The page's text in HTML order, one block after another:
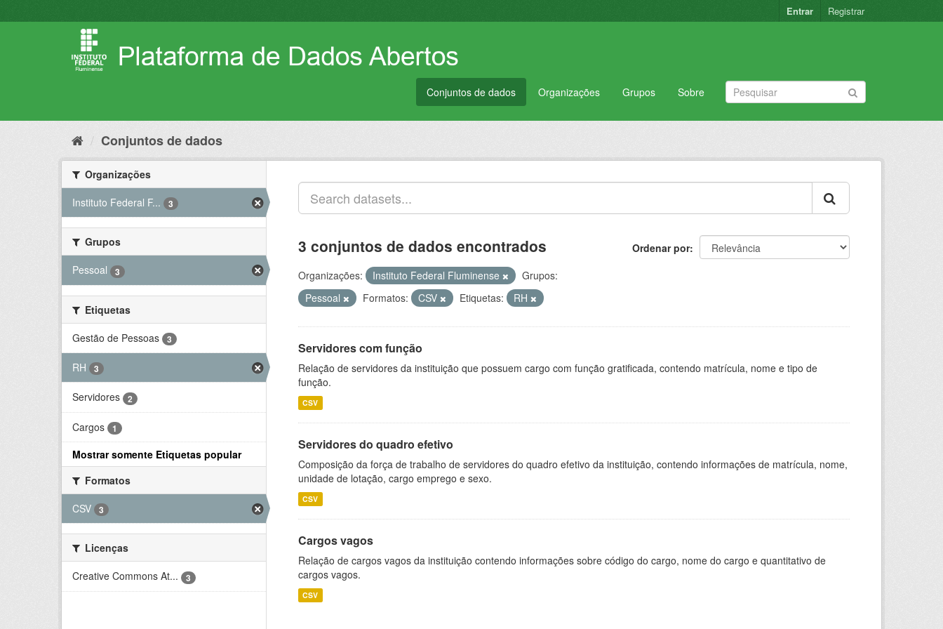
para
Entrar Registrar
Conjuntos de dados Organizações Grupos Sobre
Conjuntos de dados
Organizações
Instituto Federal F...
3
Grupos
Pessoal
3
Etiquetas
Gestão de Pessoas
3
RH 3
Servidores 2
Cargos 1
Mostrar somente Etiquetas popular
Formatos
CSV
3
Licenças
Creative Commons At...
3
Ordenar por
3 conjuntos de dados encontrados
Organizações: Instituto Federal Fluminense
Grupos:
Pessoal
Formatos: CSV Etiquetas: RH
Servidores com função
Relação de servidores da instituição que possuem cargo com função gratificada, contendo matrícula, nome e tipo de
função.
CSV
Servidores do quadro efetivo
Composição da força de trabalho de servidores do quadro efetivo da instituição, contendo informações de matrícula, nome,
unidade de lotação, cargo emprego e sexo.
CSV
Cargos vagos
Relação de cargos vagos da instituição contendo informações sobre código do cargo, nome do cargo e quantitativo de
cargos vagos.
CSV